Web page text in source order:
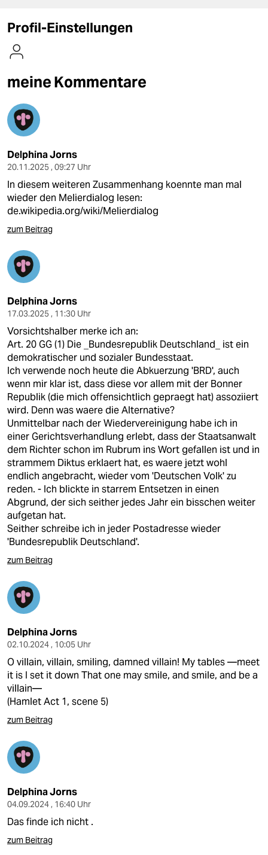
nord
wahrheit
verlag
verlag
veranstaltungen
shop
unterstützen
abo
genossenschaft
epaper login
Profil-Einstellungen
meine Kommentare
Delphina Jorns
20.11.2025 , 09:27 Uhr
In diesem weiteren Zusammenhang koennte man mal
wieder den Melierdialog lesen:
de.wikipedia.org/wiki/Melierdialog
zum Beitrag
Delphina Jorns
17.03.2025 , 11:30 Uhr
Vorsichtshalber merke ich an:
Art. 20 GG (1) Die _Bundesrepublik Deutschland_ ist ein
demokratischer und sozialer Bundesstaat.
Ich verwende noch heute die Abkuerzung 'BRD', auch
wenn mir klar ist, dass diese vor allem mit der Bonner
Republik (die mich offensichtlich gepraegt hat) assoziiert
wird. Denn was waere die Alternative?
Unmittelbar nach der Wiedervereinigung habe ich in
einer Gerichtsverhandlung erlebt, dass der Staatsanwalt
dem Richter schon im Rubrum ins Wort gefallen ist und in
strammem Diktus erklaert hat, es waere jetzt wohl
endlich angebracht, wieder vom 'Deutschen Volk' zu
reden. - Ich blickte in starrem Entsetzen in einen
Abgrund, der sich seither jedes Jahr ein bisschen weiter
aufgetan hat.
Seither schreibe ich in jeder Postadresse wieder
'Bundesrepublik Deutschland'.
zum Beitrag
Delphina Jorns
02.10.2024 , 10:05 Uhr
O villain, villain, smiling, damned villain! My tables —meet
it is I set it down That one may smile, and smile, and be a
villain—
(Hamlet Act 1, scene 5)
zum Beitrag
Delphina Jorns
04.09.2024 , 16:40 Uhr
Das finde ich nicht .
zum Beitrag